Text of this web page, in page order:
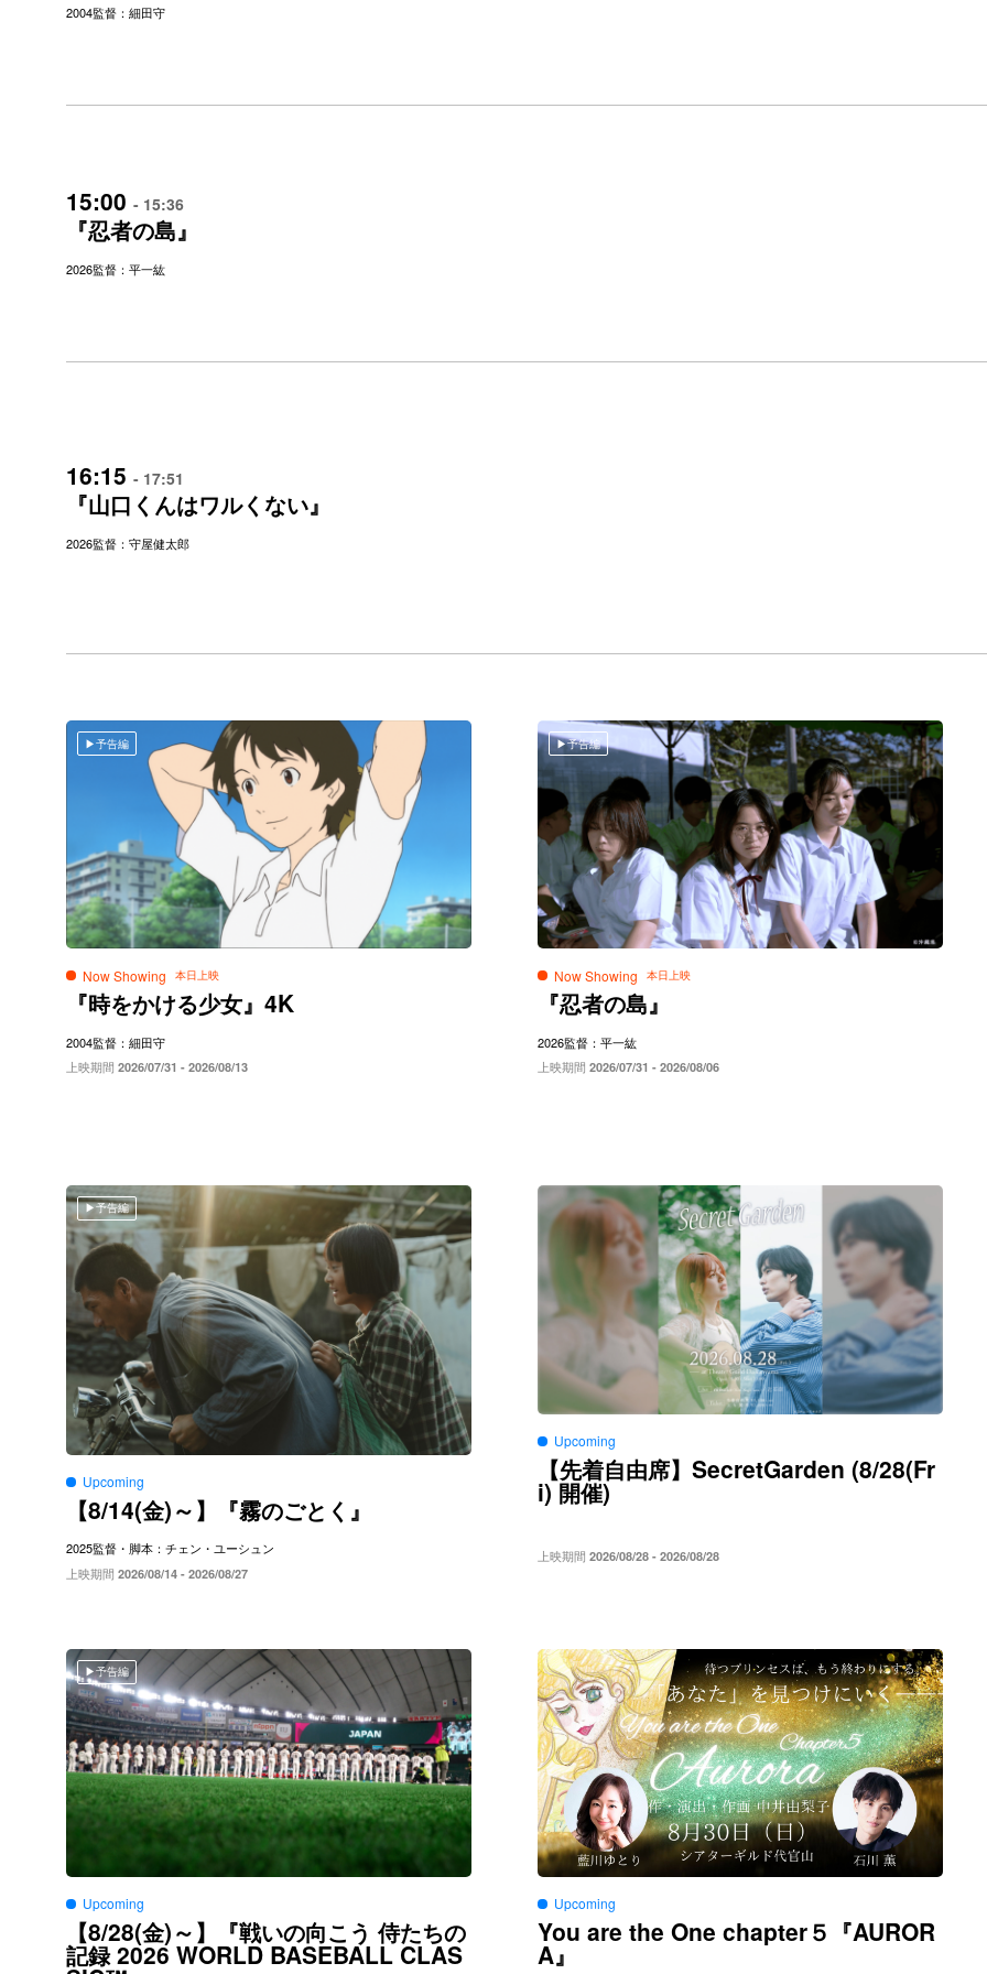
2004監督：細田守
15:00 - 15:36
『忍者の島』
2026監督：平一紘
16:15 - 17:51
『山口くんはワルくない』
2026監督：守屋健太郎
予告編
Now Showing
『時をかける少女』 4K
2004監督：細田守
上映期間 2026/07/31 - 2026/08/13
予告編
Now Showing
『忍者の島』
2026監督：平一紘
上映期間 2026/07/31 - 2026/08/06
予告編
Upcoming
【8/14(金)～】『霧のごとく』
2025監督・脚本：チェン・ユーシュン
上映期間 2026/08/14 - 2026/08/27
Upcoming
【先着自由席】 SecretGarden (8/28(Fr
i)開催)
上映期間 2026/08/28 - 2026/08/28
予告編
Upcoming
【8/28(金)～】『戦いの向こう 侍たちの
記録2026 WORLD BASEBALL CLAS
Upcoming
You are the One chapter５ 『AUROR
A』